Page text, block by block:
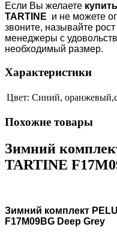
Если Вы желаете
TARTINE и не можете
звоните, называйте
менеджеры с
необходимый размер.
Характеристики
Цвет: Синий,
Похожие товары
Зимний
TARTINE
Зимний комплект
F17M09BG Deep Grey